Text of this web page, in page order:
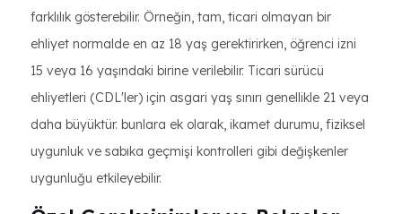
farklılık gösterebilir. Örneğin, tam, ticari olmayan bir
ehliyet normalde en az 18 yaş gerektirirken, öğrenci izni
15 veya 16 yaşındaki birine verilebilir. Ticari sürücü
ehliyetleri (CDL'ler) için asgari yaş sınırı genellikle 21 veya
daha büyüktür. bunlara ek olarak, ikamet durumu, fiziksel
uygunluk ve sabıka geçmişi kontrolleri gibi değişkenler
uygunluğu etkileyebilir.